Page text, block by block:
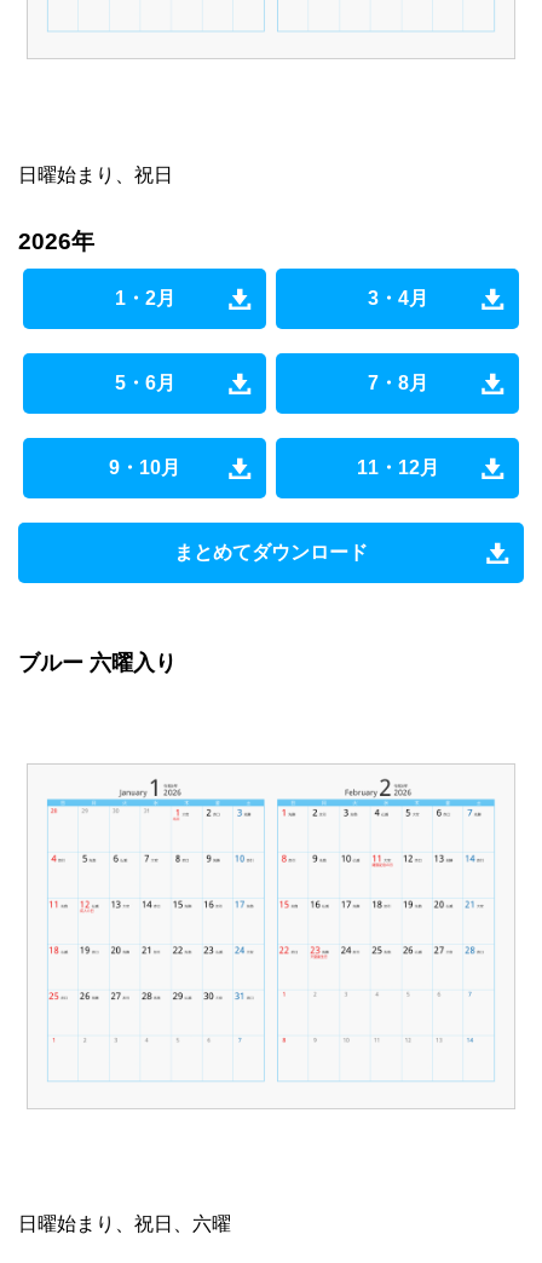
日曜始まり、祝日
2026年
1・2月 3・4月
5・6月 7・8月
9・10月 11・12月
まとめてダウンロード
ブルー 六曜入り
日曜始まり、祝日、六曜